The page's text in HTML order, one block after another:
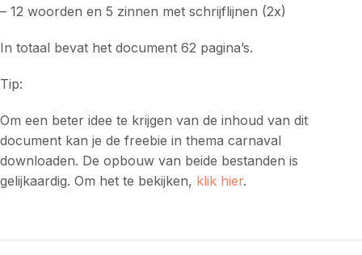
– 12 woorden en 5 zinnen met schrijflijnen (2x)
In totaal bevat het document 62 pagina’s.
Tip:
Om een beter idee te krijgen van de inhoud van dit
document kan je de freebie in thema carnaval
downloaden. De opbouw van beide bestanden is
gelijkaardig. Om het te bekijken, klik hier.